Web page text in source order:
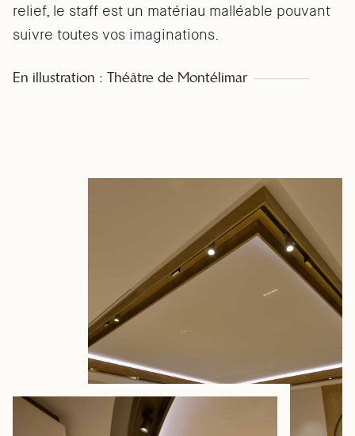
relief, le staff est un matériau malléable pouvant
suivre toutes vos imaginations.
En illustration : Théâtre de Montélimar